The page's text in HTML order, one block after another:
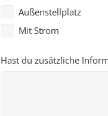
Außenstellplatz
Mit Strom
Hast du zusätzliche